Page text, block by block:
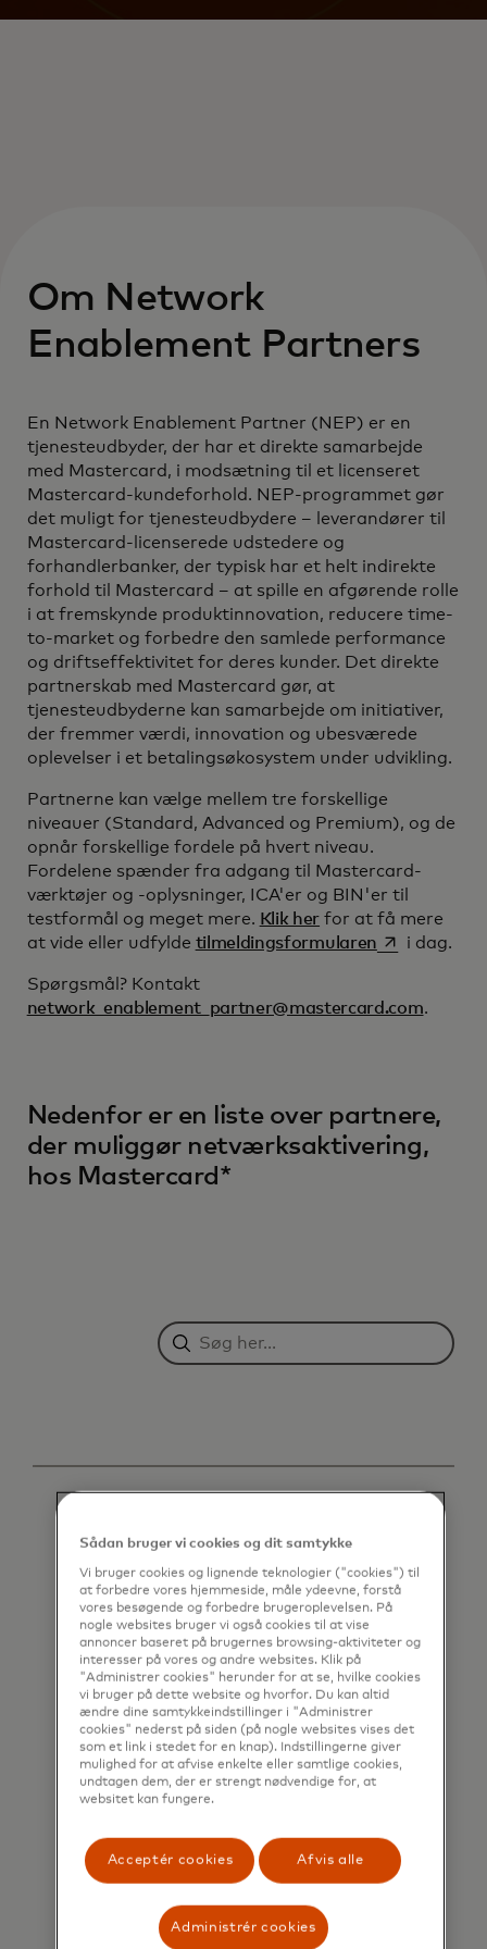
Om Network
Enablement Partners
En Network Enablement Partner (NEP) er en
tjenesteudbyder, der har et direkte samarbejde
med Mastercard, i modsætning til et licenseret
Mastercard-kundeforhold. NEP-programmet gør
det muligt for tjenesteudbydere – leverandører til
Mastercard-licenserede udstedere og
forhandlerbanker, der typisk har et helt indirekte
forhold til Mastercard – at spille en afgørende rolle
i at fremskynde produktinnovation, reducere time-
to-market og forbedre den samlede performance
og driftseffektivitet for deres kunder. Det direkte
partnerskab med Mastercard gør, at
tjenesteudbyderne kan samarbejde om initiativer,
der fremmer værdi, innovation og ubesværede
oplevelser i et betalingsøkosystem under udvikling.
Partnerne kan vælge mellem tre forskellige
niveauer (Standard, Advanced og Premium), og de
opnår forskellige fordele på hvert niveau.
Fordelene spænder fra adgang til Mastercard-
værktøjer og -oplysninger, ICA'er og BIN'er til
testformål og meget mere. Klik her for at få mere
at vide eller udfylde tilmeldingsformularenopens in a
i dag.
Spørgsmål? Kontakt
network_enablement_partner@mastercard.com.
Nedenfor er en liste over partnere,
der muliggør netværksaktivering,
hos Mastercard*
Sådan bruger vi cookies og dit samtykke
Vi bruger cookies og lignende teknologier ("cookies") til
at forbedre vores hjemmeside, måle ydeevne, forstå
vores besøgende og forbedre brugeroplevelsen. På
nogle websites bruger vi også cookies til at vise
annoncer baseret på brugernes browsing-aktiviteter og
interesser på vores og andre websites. Klik på
"Administrer cookies" herunder for at se, hvilke cookies
vi bruger på dette website og hvorfor. Du kan altid
ændre dine samtykkeindstillinger i "Administrer
cookies" nederst på siden (på nogle websites vises det
som et link i stedet for en knap). Indstillingerne giver
mulighed for at afvise enkelte eller samtlige cookies,
undtagen dem, der er strengt nødvendige for, at
websitet kan fungere.
Acceptér cookies Afvis alle
Administrér cookies